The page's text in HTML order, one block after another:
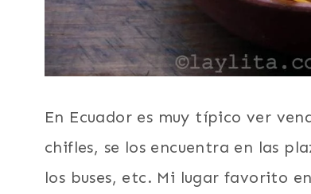
En Ecuador es muy típico ver
chifles, se los encuentra en las
los buses, etc. Mi lugar favorito